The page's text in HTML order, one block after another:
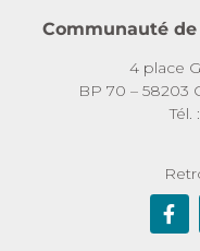
Communauté
4 place
BP 70 – 58203
Tél.